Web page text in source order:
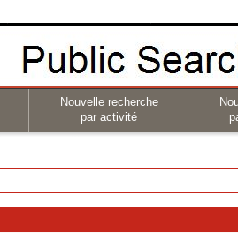
Nouvelle recherche
par activité